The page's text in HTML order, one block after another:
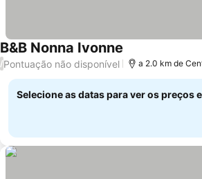
B&B Nonna Ivonne
/Pontuação não disponível a 2.0 km de
Selecione as datas para ver os preços